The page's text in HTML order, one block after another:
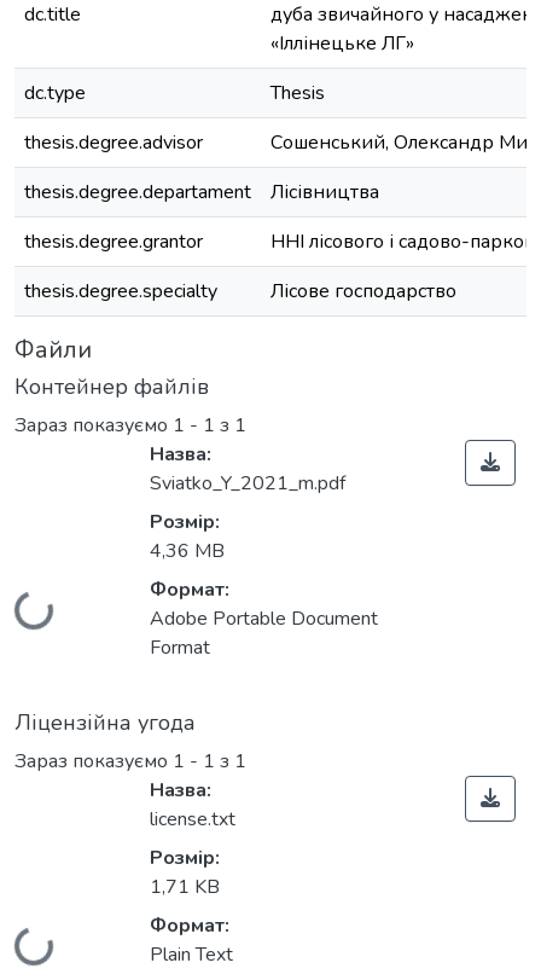
dc.title
дуба звичайного у
«Іллінецьке ЛГ»
dc.type
Thesis
thesis.degree.advisor
Сошенський, Олександр
thesis.degree.departament
Лісівництва
thesis.degree.grantor
ННІ лісового і садово-
thesis.degree.specialty
Лісове господарство
Файли
Контейнер файлів
Зараз показуємо 1 - 1 з 1
Вантажиться...
Назва:
Sviatko_Y_2021_m.pdf
Розмір:
4,36 MB
Формат:
Adobe Portable Document
Format
Ліцензійна угода
Зараз показуємо 1 - 1 з 1
Вантажиться...
Назва:
license.txt
Розмір:
1,71 KB
Формат:
Plain Text